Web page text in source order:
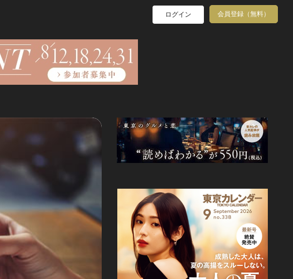
ログイン 会員登録（無料）